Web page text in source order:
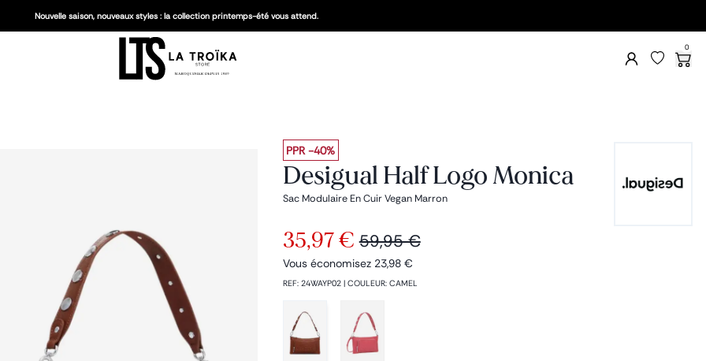
Nouvelle saison, nouveaux styles : la collection printemps-été vous attend.
0
PPR -40%
Desigual Half Logo Monica
Sac Modulaire En Cuir Vegan Marron
35,97 € 59,95 €
Vous économisez 23,98 €
REF: 24WAYP02| COULEUR: CAMEL